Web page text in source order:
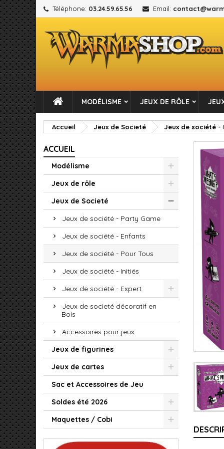
Téléphone: 03.24.59.65.56 Email:
MODÉLISME JEUX DE RÔLE
Accueil Jeux de Societé Jeux de société -
ACCUEIL
Modélisme
Jeux de rôle
Jeux de Societé
Jeux de société - Party Game
Jeux de société - Enfants
Jeux de société - Pour Tous
Jeux de société - Initiés
Jeux de société - Expert
Jeux de societé décoratif en
Bois
Accessoires pour jeux
Jeux de figurines
Jeux de cartes
Sac et Accessoires de Jeu
Soldes été 2026
Maquettes / Cobi
add_circle_outline